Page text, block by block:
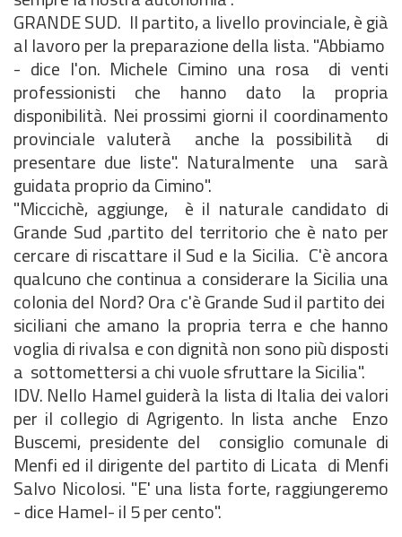
GRANDE SUD. Il partito, a livello provinciale, è già
al lavoro per la preparazione della lista. "Abbiamo
- dice l'on. Michele Cimino una rosa di venti
professionisti che hanno dato la propria
disponibilità. Nei prossimi giorni il coordinamento
provinciale valuterà anche la possibilità di
presentare due liste". Naturalmente una sarà
guidata proprio da Cimino".
"Miccichè, aggiunge, è il naturale candidato di
Grande Sud ,partito del territorio che è nato per
cercare di riscattare il Sud e la Sicilia. C'è ancora
qualcuno che continua a considerare la Sicilia una
colonia del Nord? Ora c'è Grande Sud il partito dei
siciliani che amano la propria terra e che hanno
voglia di rivalsa e con dignità non sono più disposti
a sottomettersi a chi vuole sfruttare la Sicilia".
IDV. Nello Hamel guiderà la lista di Italia dei valori
per il collegio di Agrigento. In lista anche Enzo
Buscemi, presidente del consiglio comunale di
Menfi ed il dirigente del partito di Licata di Menfi
Salvo Nicolosi. "E' una lista forte, raggiungeremo
- dice Hamel- il 5 per cento".